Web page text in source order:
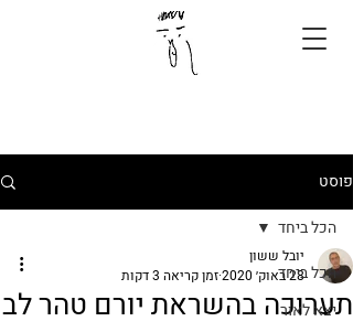
פוסט
הכל ביחד
יצא לאור
הכל ביחד
תערוכה בהשראת יורם טהר לב
יובל ששון
28 באוק׳ 2020
זמן קריאה 3 דקות